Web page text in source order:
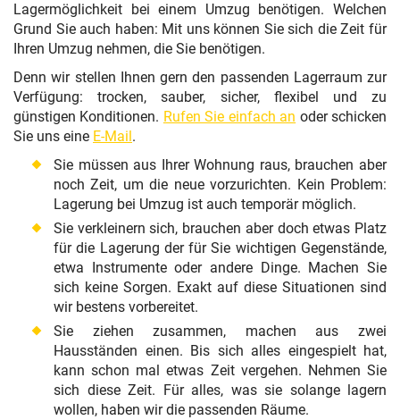
Lagermöglichkeit bei einem Umzug benötigen. Welchen
Grund Sie auch haben: Mit uns können Sie sich die Zeit für
Ihren Umzug nehmen, die Sie benötigen.
Denn wir stellen Ihnen gern den passenden Lagerraum zur
Verfügung: trocken, sauber, sicher, flexibel und zu
günstigen Konditionen. Rufen Sie einfach an oder schicken
Sie uns eine E-Mail .
Sie müssen aus Ihrer Wohnung raus, brauchen aber
noch Zeit, um die neue vorzurichten. Kein Problem:
Lagerung bei Umzug ist auch temporär möglich.
Sie verkleinern sich, brauchen aber doch etwas Platz
für die Lagerung der für Sie wichtigen Gegenstände,
etwa Instrumente oder andere Dinge. Machen Sie
sich keine Sorgen. Exakt auf diese Situationen sind
wir bestens vorbereitet.
Sie ziehen zusammen, machen aus zwei
Hausständen einen. Bis sich alles eingespielt hat,
kann schon mal etwas Zeit vergehen. Nehmen Sie
sich diese Zeit. Für alles, was sie solange lagern
wollen, haben wir die passenden Räume.